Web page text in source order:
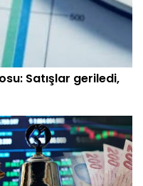
Satışlar geriledi,